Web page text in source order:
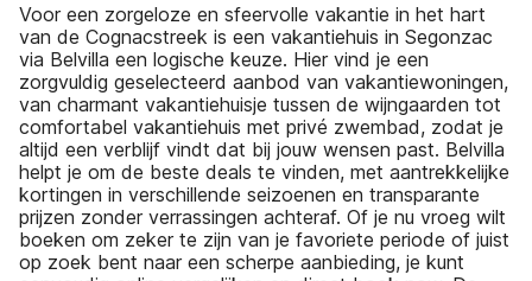
Voor een zorgeloze en sfeervolle vakantie in het hart
van de Cognacstreek is een vakantiehuis in Segonzac
via Belvilla een logische keuze. Hier vind je een
zorgvuldig geselecteerd aanbod van vakantiewoningen,
van charmant vakantiehuisje tussen de wijngaarden tot
comfortabel vakantiehuis met privé zwembad, zodat je
altijd een verblijf vindt dat bij jouw wensen past. Belvilla
helpt je om de beste deals te vinden, met aantrekkelijke
kortingen in verschillende seizoenen en transparante
prijzen zonder verrassingen achteraf. Of je nu vroeg wilt
boeken om zeker te zijn van je favoriete periode of juist
op zoek bent naar een scherpe aanbieding, je kunt